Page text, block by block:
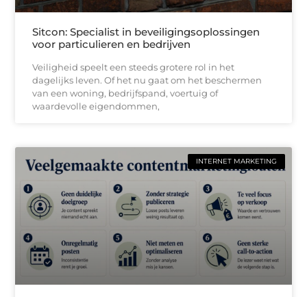
Sitcon: Specialist in beveiligingsoplossingen
voor particulieren en bedrijven
Veiligheid speelt een steeds grotere rol in het
dagelijks leven. Of het nu gaat om het beschermen
van een woning, bedrijfspand, voertuig of
waardevolle eigendommen,
INTERNET MARKETING